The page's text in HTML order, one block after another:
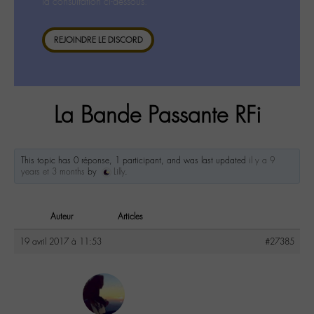
REJOINDRE LE DISCORD
La Bande Passante RFi
This topic has 0 réponse, 1 participant, and was last updated il y a 9
years et 3 months by Lilly.
Auteur Articles
19 avril 2017 à 11:53 #27385